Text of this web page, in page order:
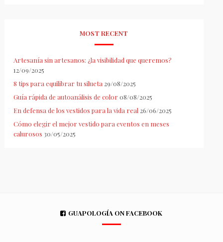
MOST RECENT
Artesanía sin artesanos: ¿la visibilidad que queremos?
12/09/2025
8 tips para equilibrar tu silueta 29/08/2025
Guía rápida de autoanálisis de color 08/08/2025
En defensa de los vestidos para la vida real 26/06/2025
Cómo elegir el mejor vestido para eventos en meses
calurosos 30/05/2025
GUAPOLOGÍA ON FACEBOOK